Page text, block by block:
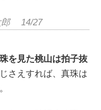
郎 14/27
を見た桃山は拍子抜
さえすれば、真珠は